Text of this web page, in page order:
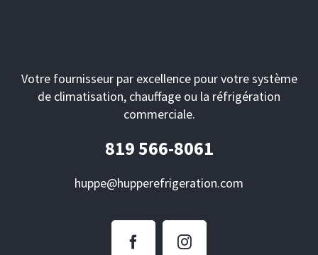
Votre fournisseur par excellence pour votre système
de climatisation, chauffage ou la réfrigération
commerciale.
819 566-8061
huppe@hupperefrigeration.com